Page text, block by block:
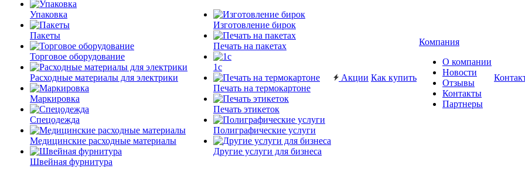
Упаковка
Пакеты
Торговое оборудование
Расходные материалы для электрики
Маркировка
Спецодежда
Медицинские расходные материалы
Швейная фурнитура
Изготовление бирок
Печать на пакетах
1c
Печать на термокартоне
Печать этикеток
Полиграфические услуги
Другие услуги для бизнеса
Акции Как купить
Компания
О компании
Новости
Отзывы
Контакты
Партнеры